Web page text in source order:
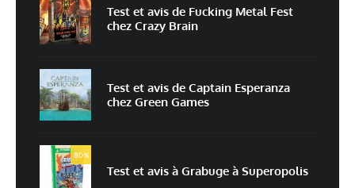
E-mail*
Enregistrer mon nom, mon e-mail et mon site dans le navigateur pour
mon prochain commentaire.
Prévenez-moi de tous les nouveaux commentaires par e-mail.
Test et avis de Fucking Metal Fest
chez Crazy Brain
Test et avis de Captain Esperanza
chez Green Games
80%
Test et avis à Grabuge à Superopolis